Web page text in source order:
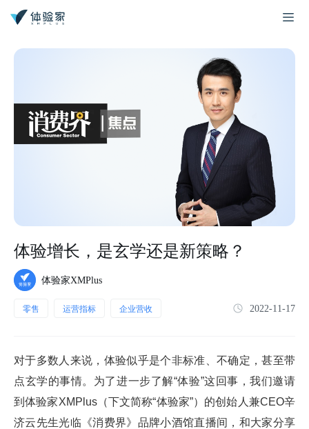
体验增长，是玄学还是新策略？
体验家XMPlus
零售 运营指标 企业营收 2022-11-17
对于多数人来说，体验似乎是个非标准、不确定，甚至带
点玄学的事情。为了进一步了解“体验”这回事，我们邀请
到体验家XMPlus（下文简称“体验家”）的创始人兼CEO辛
济云先生光临《消费界》品牌小酒馆直播间，和大家分享